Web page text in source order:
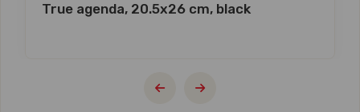
True agenda, 20.5x26 cm, black